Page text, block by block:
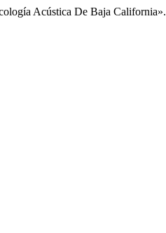
Acústica De Baja California».